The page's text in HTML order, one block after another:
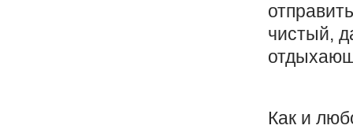
чистый,
Как и